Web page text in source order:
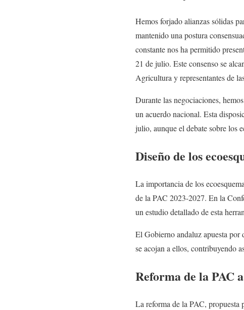
Hemos forjado alianzas sólidas
mantenido una postura
constante nos ha permitido
21 de julio. Este consenso se
Agricultura y representantes de
Durante las negociaciones,
un acuerdo nacional. Esta
julio, aunque el debate sobre los
Diseño de los
La importancia de los
de la PAC 2023-2027. En la
un estudio detallado de esta
El Gobierno andaluz apuesta por
se acojan a ellos, contribuyendo
Reforma de la PAC
La reforma de la PAC, propuesta